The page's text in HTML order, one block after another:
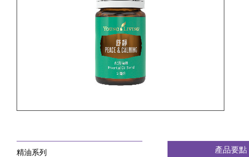
精油系列 產品要點